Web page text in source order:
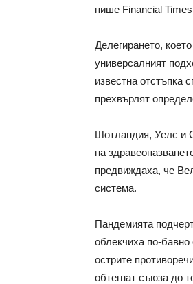
пише Financial
Делегирането,
универсалният
известна отстъпка
прехвърлят
Шотландия, Уелс и
на
предвиждаха, че
система.
Пандемията
облекчиха по-
острите
обтегнат съюза до